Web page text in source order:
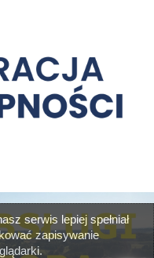
serwis lepiej spełniał
zapisywanie